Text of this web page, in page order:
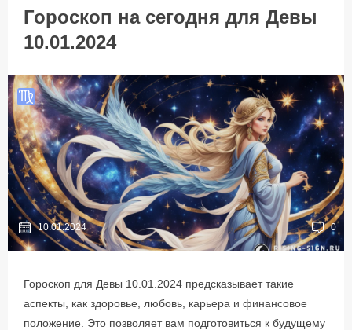
Гороскоп на сегодня для Девы
10.01.2024
10.01.2024 0
Гороскоп для Девы 10.01.2024 предсказывает такие
аспекты, как здоровье, любовь, карьера и финансовое
положение. Это позволяет вам подготовиться к будущему